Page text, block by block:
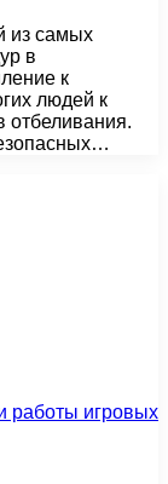
из самых
в
к
людей к
отбеливания.
работы игровых